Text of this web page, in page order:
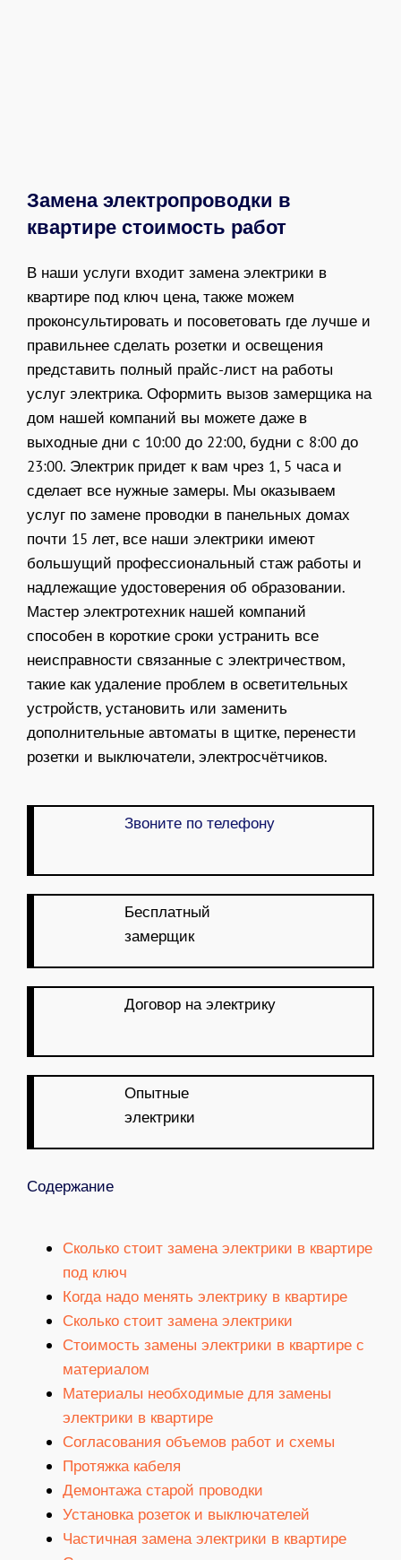
Замена электропроводки в
квартире стоимость работ
В наши услуги входит замена электрики в
квартире под ключ цена, также можем
проконсультировать и посоветовать где лучше и
правильнее сделать розетки и освещения
представить полный прайс-лист на работы
услуг электрика. Оформить вызов замерщика на
дом нашей компаний вы можете даже в
выходные дни с 10:00 до 22:00, будни с 8:00 до
23:00. Электрик придет к вам чрез 1, 5 часа и
сделает все нужные замеры. Мы оказываем
услуг по замене проводки в панельных домах
почти 15 лет, все наши электрики имеют
большущий профессиональный стаж работы и
надлежащие удостоверения об образовании.
Мастер электротехник нашей компаний
способен в короткие сроки устранить все
неисправности связанные с электричеством,
такие как удаление проблем в осветительных
устройств, установить или заменить
дополнительные автоматы в щитке, перенести
розетки и выключатели, электросчётчиков.
Звоните по телефону
Бесплатный
замерщик
Договор на электрику
Опытные
электрики
Содержание
Сколько стоит замена электрики в квартире
под ключ
Когда надо менять электрику в квартире
Сколько стоит замена электрики
Стоимость замены электрики в квартире с
материалом
Материалы необходимые для замены
электрики в квартире
Согласования объемов работ и схемы
Протяжка кабеля
Демонтажа старой проводки
Установка розеток и выключателей
Частичная замена электрики в квартире